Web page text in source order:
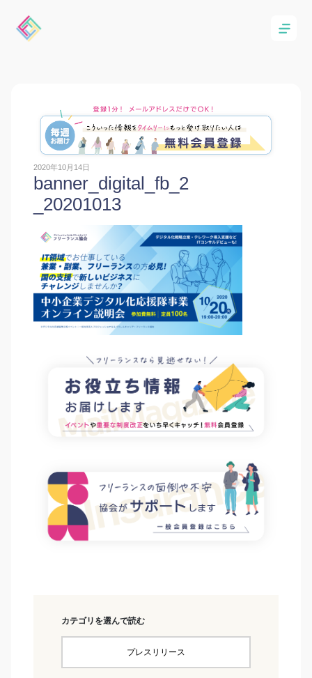
2020年10月14日
banner_digital_fb_2
_20201013
カテゴリを選んで読む
プレスリリース